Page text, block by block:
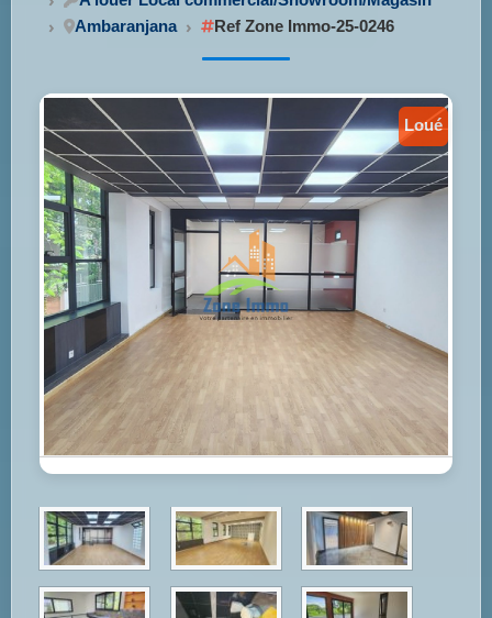
Ambaranjana
Ref Zone Immo-25-0246
loué